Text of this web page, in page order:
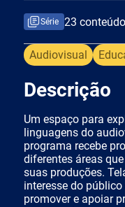
Série 23
Audiovisual
Descrição
Um espaço para
linguagens do
programa recebe
diferentes áreas
suas produções.
interesse do
promover e apoiar